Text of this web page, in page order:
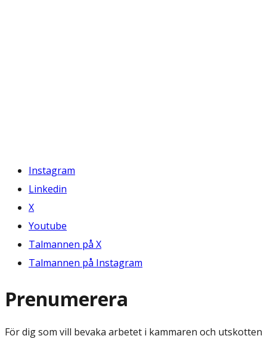
Instagram
Linkedin
X
Youtube
Talmannen på X
Talmannen på Instagram
Prenumerera
För dig som vill bevaka arbetet i kammaren och utskotten